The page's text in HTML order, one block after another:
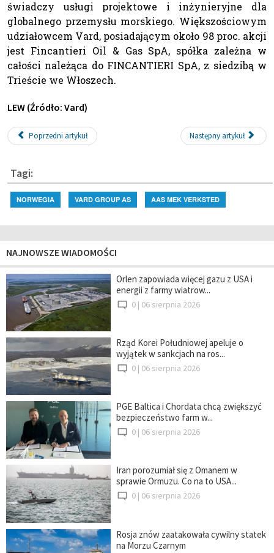
świadczy usługi projektowe i inżynieryjne dla
globalnego przemysłu morskiego. Większościowym
udziałowcem Vard, posiadającym około 98 proc. akcji
jest Fincantieri Oil & Gas SpA, spółka zależna w
całości należąca do FINCANTIERI SpA, z siedzibą w
Trieście we Włoszech.
LEW (Źródło: Vard)
Poprzedni artykuł Następny artykuł
Tagi:
NORWEGIA VARD GROUP AS AAS MEK VERKSTED
NAJNOWSZE WIADOMOŚCI
Orlen zapowiada więcej gazu z USA i
energii z farmy wiatrow...
0 | 06 sierpnia 2026
Rząd Korei Południowej apeluje o
wyjątek w sankcjach na ros...
0 | 06 sierpnia 2026
PGE Baltica i Chordata chcą zwiększyć
bezpieczeństwo farm w...
0 | 06 sierpnia 2026
Iran porozumiał się z Omanem w
sprawie Ormuzu. Co na to USA...
0 | 06 sierpnia 2026
Rosja znów zaatakowała cywilny statek
na Morzu Czarnym